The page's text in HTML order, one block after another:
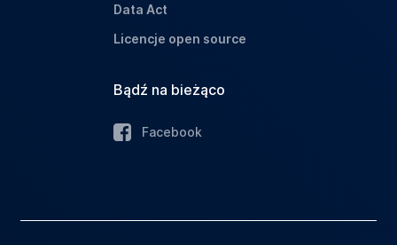
Data Act
Licencje open source
Bądź na bieżąco
Facebook